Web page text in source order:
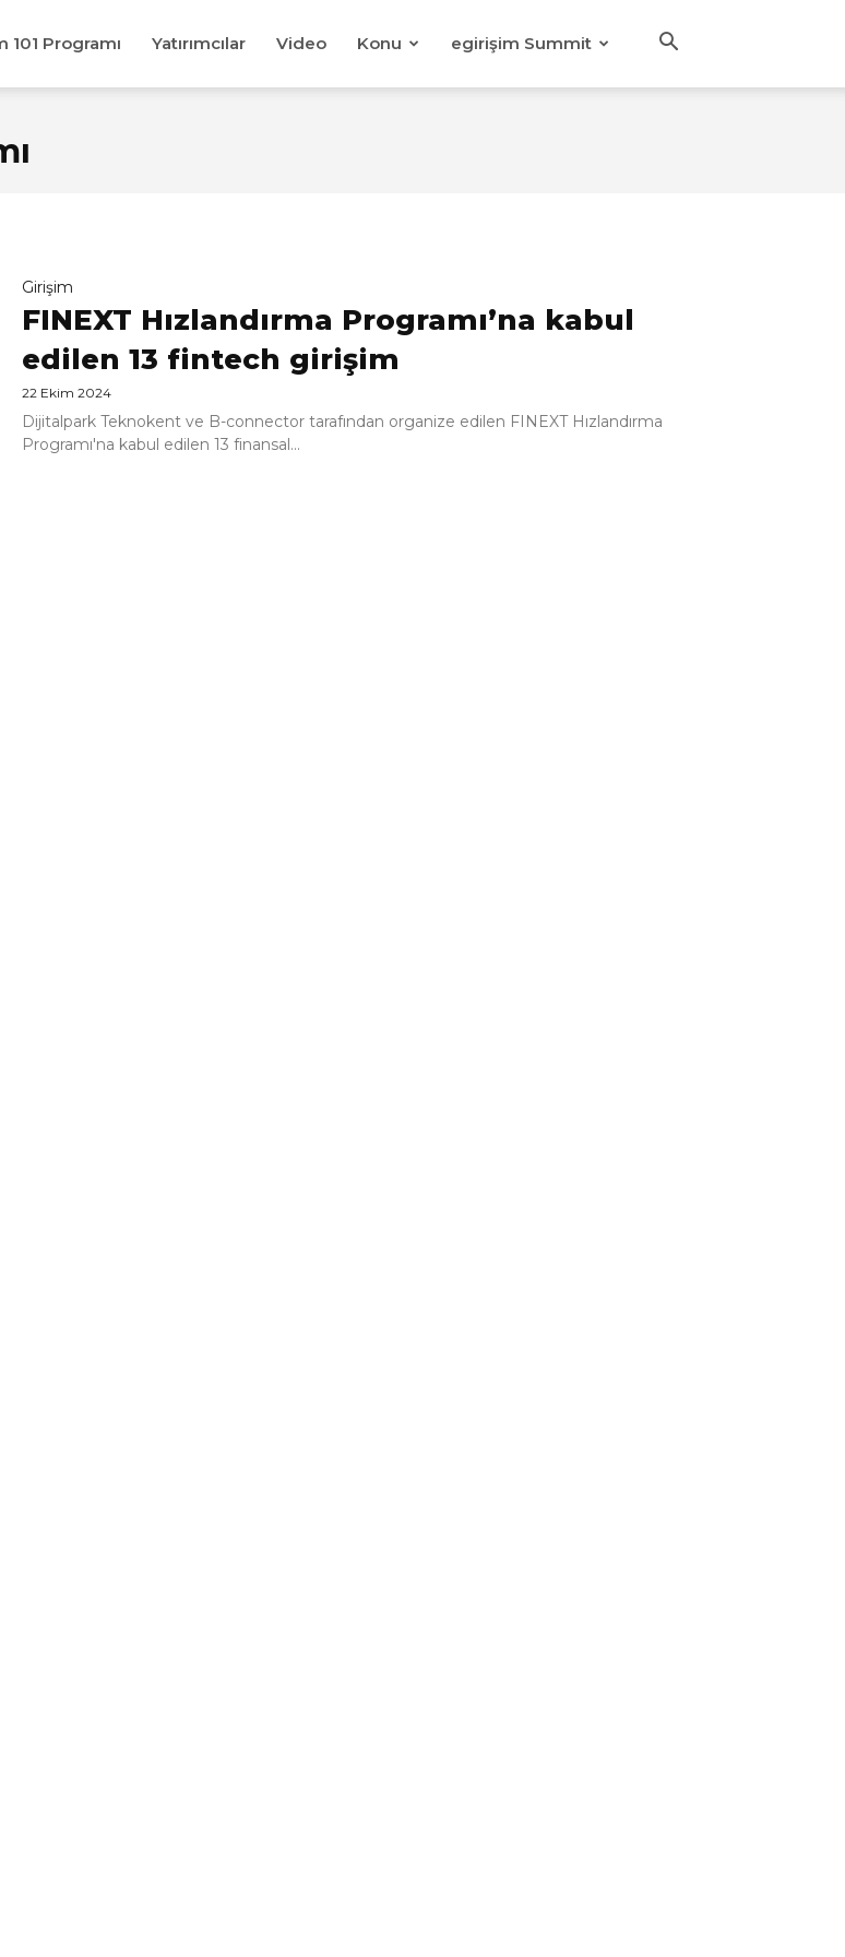
101 Programı Yatırımcılar Video Konu egirişim Summit
Girişim
FINEXT Hızlandırma Programı’na kabul
edilen 13 fintech girişim
22 Ekim 2024
Dijitalpark Teknokent ve B-connector tarafından organize edilen FINEXT Hızlandırma
Programı'na kabul edilen 13 finansal...